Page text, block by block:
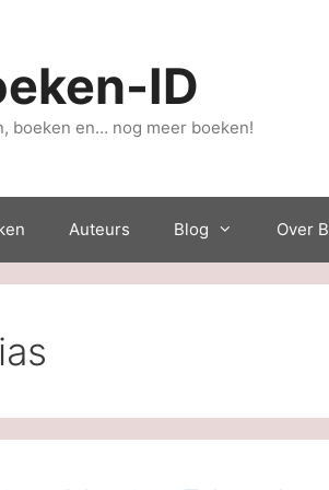
ID
boeken en… nog meer boeken!
Auteurs Blog Over